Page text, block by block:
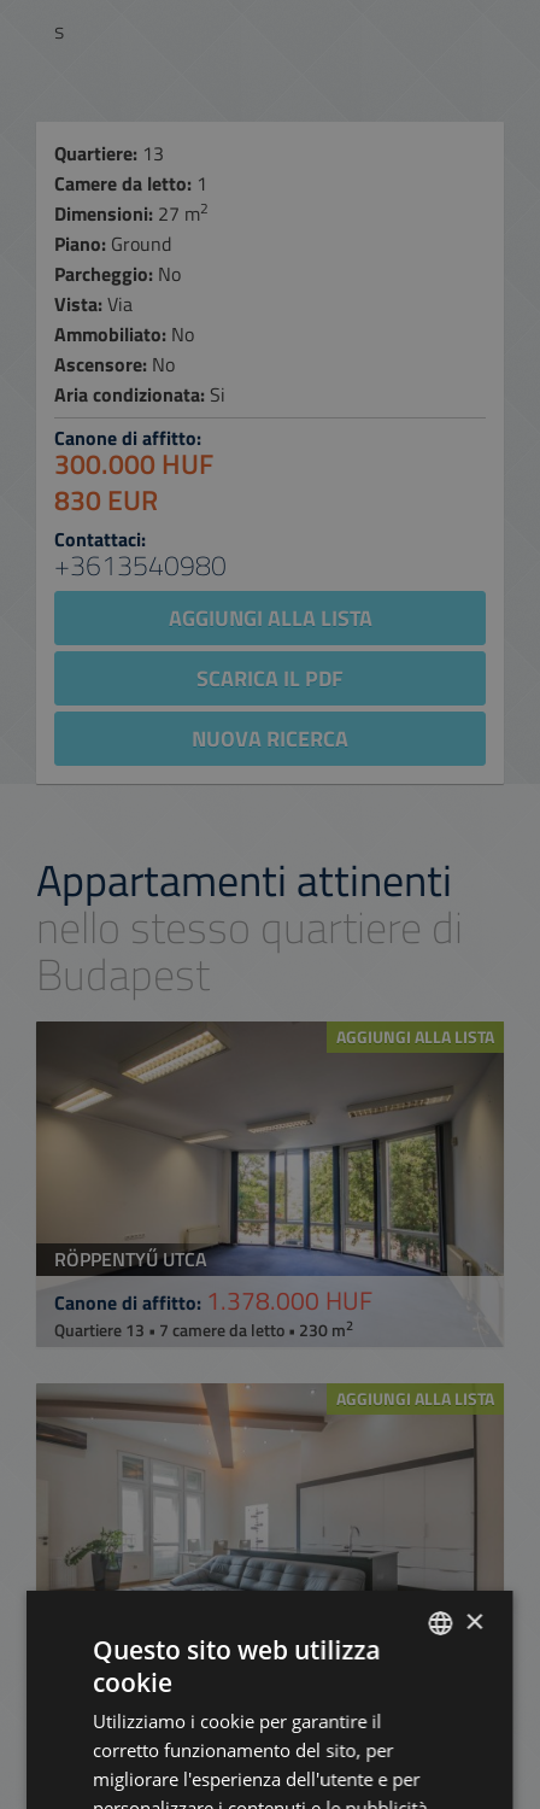
s
Quartiere: 13
Camere da letto: 1
Dimensioni: 27 m2
Piano: Ground
Parcheggio: No
Vista: Via
Ammobiliato: No
Ascensore: No
Aria condizionata: Si
Canone di affitto:
300.000 HUF
830 EUR
Contattaci:
+3613540980
AGGIUNGI ALLA LISTA
SCARICA IL PDF
NUOVA RICERCA
Appartamenti attinenti
nello stesso quartiere di
Budapest
AGGIUNGI ALLA LISTA
RÖPPENTYŰ UTCA
Canone di affitto: 1.378.000 HUF
Quartiere 13 • 7 camere da letto • 230 m2
AGGIUNGI ALLA LISTA
Canone di affitto:690.000 HUF
Quartiere 13 • 2 camere da letto • 100 m
AGGIUNGI ALLA LISTA
×
Questo sito web utilizza
cookie
Utilizziamo i cookie per garantire il
corretto funzionamento del sito, per
migliorare l'esperienza dell'utente e per